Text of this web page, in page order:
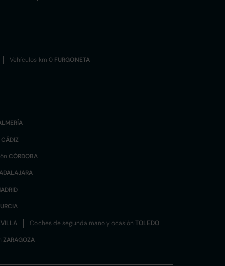
Vehículos km 0 FURGONETA
CÁDIZ
CÓRDOBA
Coches de segunda mano y ocasión TOLEDO
ZARAGOZA